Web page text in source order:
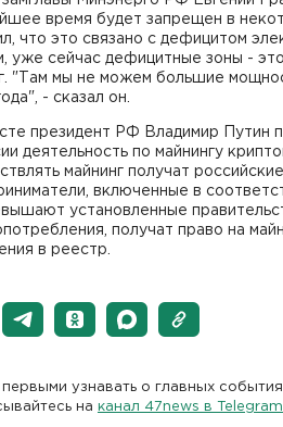
время будет запрещен в
что это связано с дефицитом
уже сейчас дефицитные зоны -
"Там мы не можем большие
- сказал он.
президент РФ Владимир Путин
деятельность по майнингу
майнинг получат
включенные в
установленные
получат право на
в реестр.
узнавать о главных
на канал 47news в Telegram